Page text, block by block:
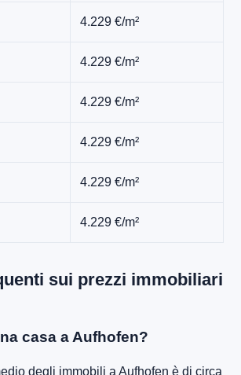
4.229 €/m²
4.229 €/m²
4.229 €/m²
4.229 €/m²
4.229 €/m²
4.229 €/m²
sui prezzi immobiliari
casa a Aufhofen?
degli immobili a Aufhofen è di circa